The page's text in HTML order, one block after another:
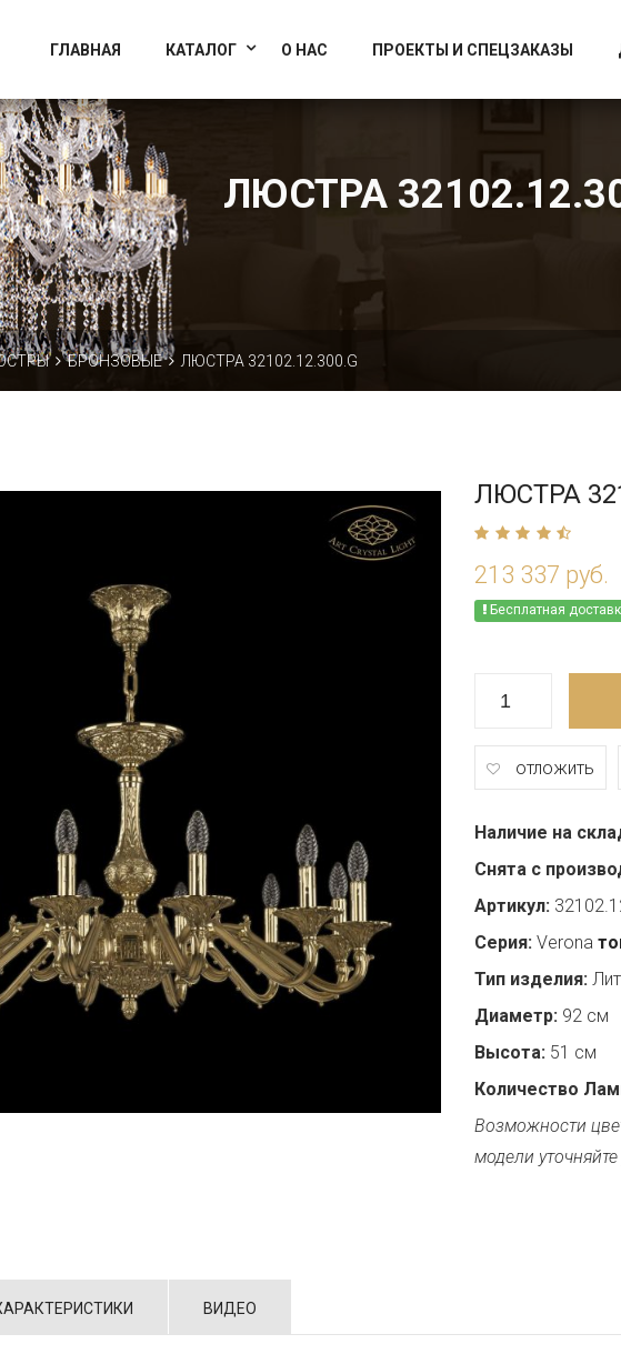
Art Crystal Light
ГЛАВНАЯ КАТАЛОГ О НАС ПРОЕКТЫ И СПЕЦЗАКАЗЫ
ЛЮСТРА
БРОНЗОВЫЕ ЛЮСТРА 32102.12.300.G
ЛЮСТРА
213 337 руб.
Бесплатная
отложить
Наличие на
Снята с
Артикул:
Серия: Verona
Тип изделия:
Диаметр: 92 см
Высота: 51 см
Количество
Возможности
модели
ВИДЕО